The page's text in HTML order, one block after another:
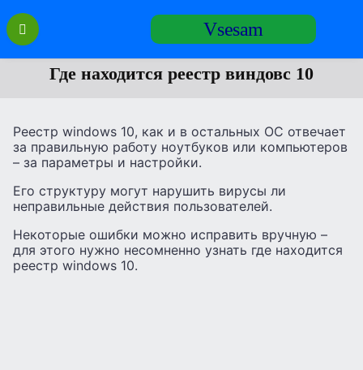
Перейти
содержанию
Vsesam
Где находится реестр виндовс 10
Реестр windows 10, как и в остальных ОС отвечает
за правильную работу ноутбуков или компьютеров
– за параметры и настройки.
Его структуру могут нарушить вирусы ли
неправильные действия пользователей.
Некоторые ошибки можно исправить вручную –
для этого нужно несомненно узнать где находится
реестр windows 10.